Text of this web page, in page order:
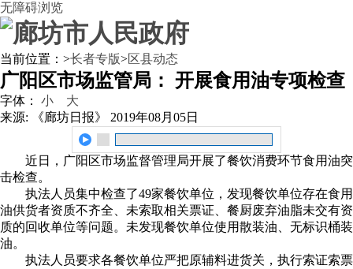
无障碍浏览
当前位置： >长者专版>区县动态
广阳区市场监管局： 开展食用油专项检查
字体： 小
大
来源: 《廊坊日报》
2019年08月05日
近日，广阳区市场监督管理局开展了餐饮消费环节食用油突
击检查。
执法人员集中检查了49家餐饮单位，发现餐饮单位存在食用
油供货者资质不齐全、未索取相关票证、餐厨废弃油脂未交有资
质的回收单位等问题。未发现餐饮单位使用散装油、无标识桶装
油。
执法人员要求各餐饮单位严把原辅料进货关，执行索证索票